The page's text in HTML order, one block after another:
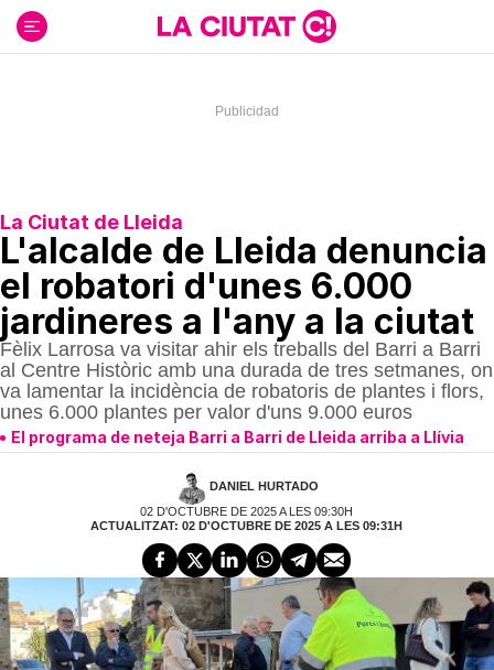
contenido
La Ciutat de Lleida
L'alcalde de Lleida denuncia
el robatori d'unes 6.000
jardineres a l'any a la ciutat
Fèlix Larrosa va visitar ahir els treballs del Barri a Barri
al Centre Històric amb una durada de tres setmanes, on
va lamentar la incidència de robatoris de plantes i flors,
unes 6.000 plantes per valor d'uns 9.000 euros
El programa de neteja Barri a Barri de Lleida arriba a Llívia
DANIEL HURTADO
02 D'OCTUBRE DE 2025 A LES 09:30H
ACTUALITZAT: 02 D'OCTUBRE DE 2025 A LES 09:31H